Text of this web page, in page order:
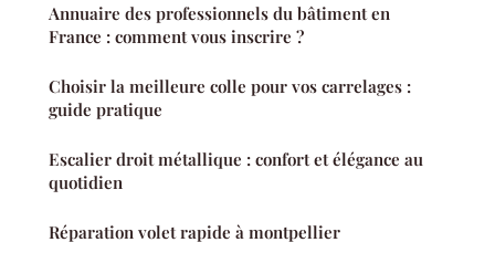
Annuaire des professionnels du bâtiment en
France : comment vous inscrire ?
Choisir la meilleure colle pour vos carrelages :
guide pratique
Escalier droit métallique : confort et élégance au
quotidien
Réparation volet rapide à montpellier